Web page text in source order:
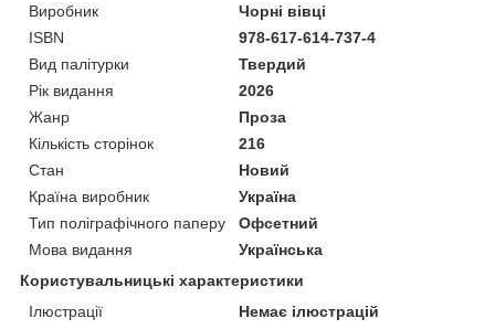
Виробник
Чорні вівці
ISBN
978-617-614-737-4
Вид палітурки
Твердий
Рік видання
2026
Жанр
Проза
Кількість сторінок
216
Стан
Новий
Країна виробник
Україна
Тип поліграфічного паперу
Офсетний
Мова видання
Українська
Користувальницькі характеристики
Ілюстрації
Немає ілюстрацій